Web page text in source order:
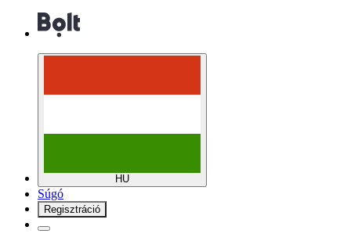
HU
Súgó
Regisztráció